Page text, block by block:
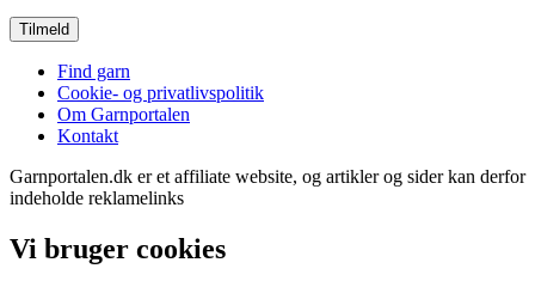
Find garn
Cookie- og privatlivspolitik
Om Garnportalen
Kontakt
Garnportalen.dk er et affiliate website, og artikler og sider kan derfor
indeholde reklamelinks
Vi bruger cookies